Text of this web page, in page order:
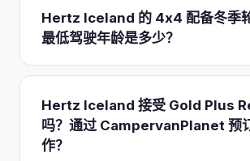
损坏，但本身并不降低碰撞免赔额。
切免赔额打包降至 0 ISK。
Keflavik International Airport 取车，最
租。KEF 柜台位于到达大厅内，过海关
加 1.40 ISK/km 的 Hertz 费用，再
还车时按里程表计费。
Hertz Iceland 的 4x4 配备冬季
最低驾驶年龄是多少？
Hertz Iceland 车队中的每辆 4x4 在 11
均免费配备高品质冬季轮胎，这在结冰
口尤为重要。根据 Hertz 车辆页面，
Camping 的最低驾驶年龄为 20 岁，且
Hertz Iceland 接受 Gold Plus
吗？通过 CampervanPlanet 预
作？